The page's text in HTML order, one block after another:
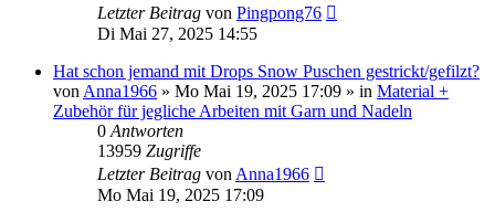
Letzter Beitrag von Pingpong76
Di Mai 27, 2025 14:55
Hat schon jemand mit Drops Snow Puschen gestrickt/gefilzt?
von Anna1966 » Mo Mai 19, 2025 17:09 » in Material +
Zubehör für jegliche Arbeiten mit Garn und Nadeln
0 Antworten
13959 Zugriffe
Letzter Beitrag von Anna1966
Mo Mai 19, 2025 17:09